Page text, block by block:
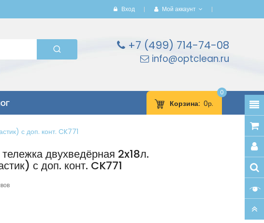
Вход Мой аккаунт
+7 (499) 714-74-08
info@optclean.ru
Корзина
0
0р.
с доп. конт. CK771
двухведёрная 2x18л.
с доп. конт. CK771